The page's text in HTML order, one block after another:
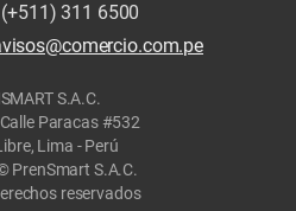
311 6500
S.A.C.
Paracas #532
Lima - Perú
PrenSmart S.A.C.
reservados